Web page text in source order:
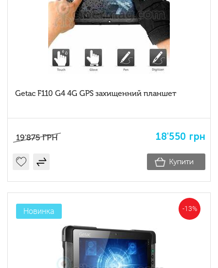
Getac F110 G4 4G GPS захищенний планшет
19'875 ГРН 18'550 грн
Купити
-13%
Новинка